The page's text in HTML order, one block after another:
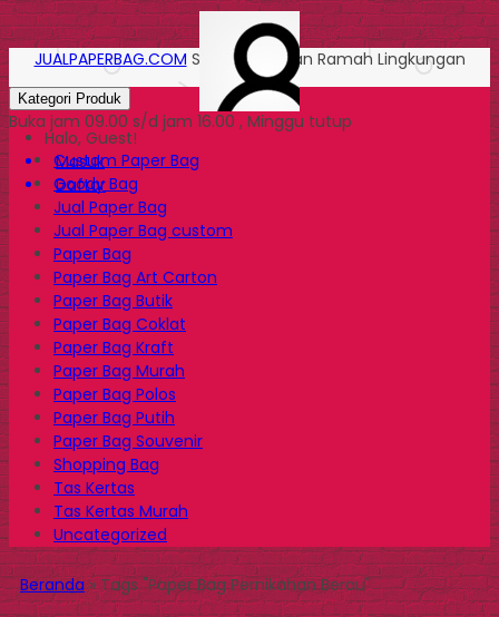
Halo, Guest!
Masuk
Daftar
JUALPAPERBAG.COM Solusi Kemasan Ramah Lingkungan
Kategori Produk
Buka jam 09.00 s/d jam 16.00 , Minggu tutup
Custom Paper Bag
Goody Bag
Jual Paper Bag
Jual Paper Bag custom
Paper Bag
Paper Bag Art Carton
Paper Bag Butik
Paper Bag Coklat
Paper Bag Kraft
Paper Bag Murah
Paper Bag Polos
Paper Bag Putih
Paper Bag Souvenir
Shopping Bag
Tas Kertas
Tas Kertas Murah
Uncategorized
Beranda»Tags "Paper Bag Pernikahan Berau"